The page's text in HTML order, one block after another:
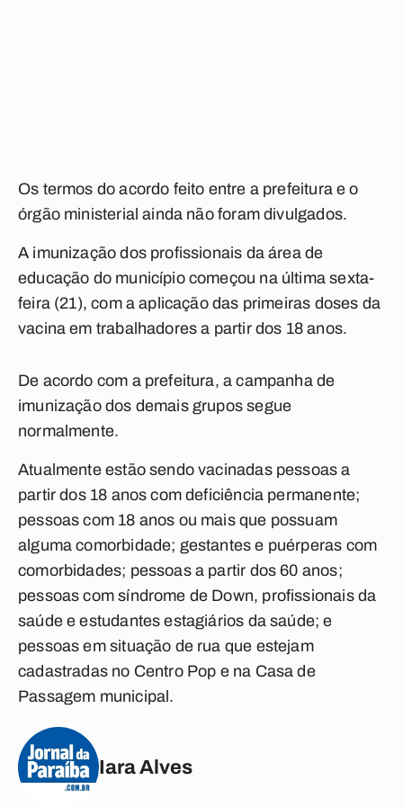
Os termos do acordo feito entre a prefeitura e o
órgão ministerial ainda não foram divulgados.
A imunização dos profissionais da área de
educação do município começou na última sexta-
feira (21), com a aplicação das primeiras doses da
vacina em trabalhadores a partir dos 18 anos.
De acordo com a prefeitura, a campanha de
imunização dos demais grupos segue
normalmente.
Atualmente estão sendo vacinadas pessoas a
partir dos 18 anos com deficiência permanente;
pessoas com 18 anos ou mais que possuam
alguma comorbidade; gestantes e puérperas com
comorbidades; pessoas a partir dos 60 anos;
pessoas com síndrome de Down, profissionais da
saúde e estudantes estagiários da saúde; e
pessoas em situação de rua que estejam
cadastradas no Centro Pop e na Casa de
Passagem municipal.
Iara Alves